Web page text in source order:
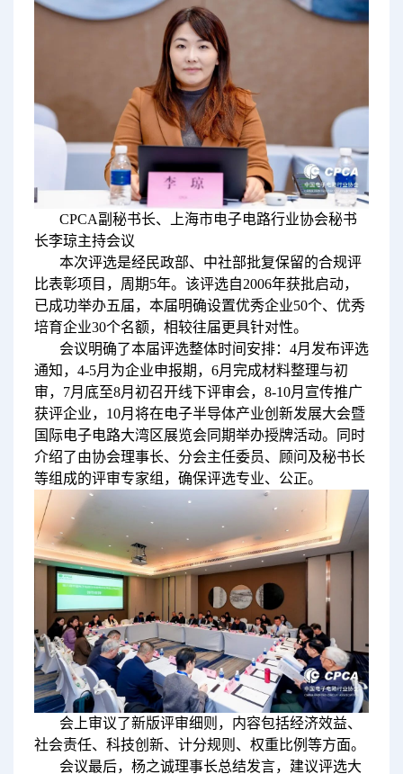
CPCA副秘书长、上海市电子电路行业协会秘书
长李琼主持会议
本次评选是经民政部、中社部批复保留的合规评
比表彰项目，周期5年。该评选自2006年获批启动，
已成功举办五届，本届明确设置优秀企业50个、优秀
培育企业30个名额，相较往届更具针对性。
会议明确了本届评选整体时间安排：4月发布评选
通知，4-5月为企业申报期，6月完成材料整理与初
审，7月底至8月初召开线下评审会，8-10月宣传推广
获评企业，10月将在电子半导体产业创新发展大会暨
国际电子电路大湾区展览会同期举办授牌活动。同时
介绍了由协会理事长、分会主任委员、顾问及秘书长
等组成的评审专家组，确保评选专业、公正。
会上审议了新版评审细则，内容包括经济效益、
社会责任、科技创新、计分规则、权重比例等方面。
会议最后，杨之诚理事长总结发言，建议评选大